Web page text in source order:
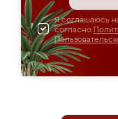
Я соглашаюсь
согласно